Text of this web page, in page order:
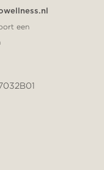
een